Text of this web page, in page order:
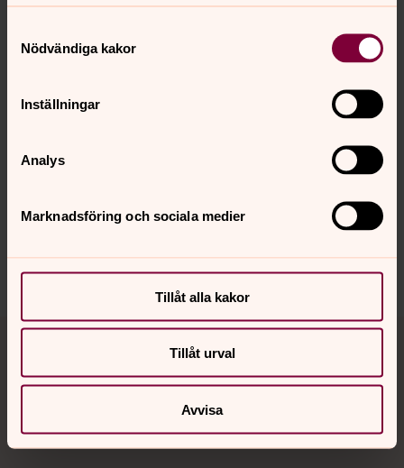
Nödvändiga kakor
Inställningar
Analys
Marknadsföring och sociala medier
Tillåt alla kakor
Tillåt urval
Avvisa
Direkt:
Mobil:
SMS:
0738019992
E-post:ulrika.esberg@svenskakyrkan.se
Senast ändrad 14 februari 2024
innehåll?
Tillbaka till toppen
Tillbaka till innehållet